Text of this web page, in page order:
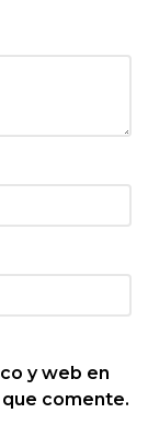
y web en
comente.